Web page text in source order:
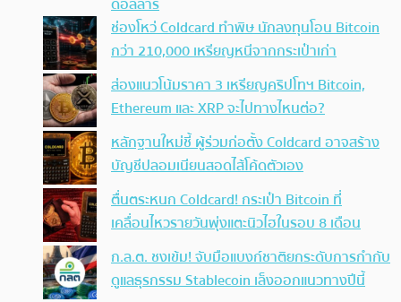
ช่องโหว่ Coldcard ทำพิษ นักลงทุนโอน Bitcoin
กว่า 210,000 เหรียญหนีจากกระเป๋าเก่า
ส่องแนวโน้มราคา 3 เหรียญคริปโทฯ Bitcoin,
Ethereum และ XRP จะไปทางไหนต่อ?
หลักฐานใหม่ชี้ ผู้ร่วมก่อตั้ง Coldcard อาจสร้าง
บัญชีปลอมเนียนสอดไส้โค้ดตัวเอง
ตื่นตระหนก Coldcard! กระเป๋า Bitcoin ที่
เคลื่อนไหวรายวันพุ่งแตะนิวไฮในรอบ 8 เดือน
ก.ล.ต. ชงเข้ม! จับมือแบงก์ชาติยกระดับการกำกับ
ดูแลธุรกรรม Stablecoin เล็งออกแนวทางปีนี้